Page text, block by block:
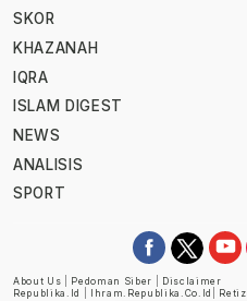
SKOR
KHAZANAH
IQRA
ISLAM DIGEST
NEWS
ANALISIS
SPORT
About Us Pedoman Siber
Disclaimer
Republika.id
Ihram.republika.co.id